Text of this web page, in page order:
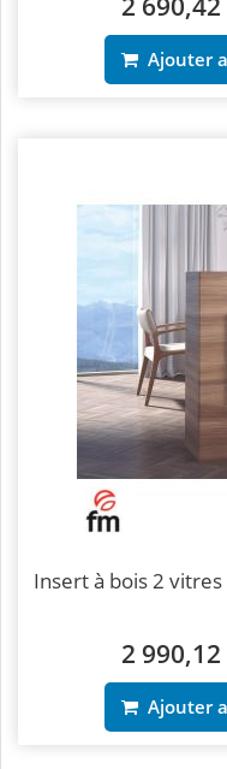
Ajouter
Insert à bois 2 vitres
2 990,12
Ajouter